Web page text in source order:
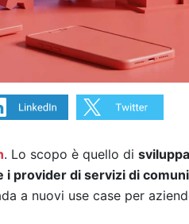
. Lo scopo è quello di
provider di servizi di
a nuovi use case per